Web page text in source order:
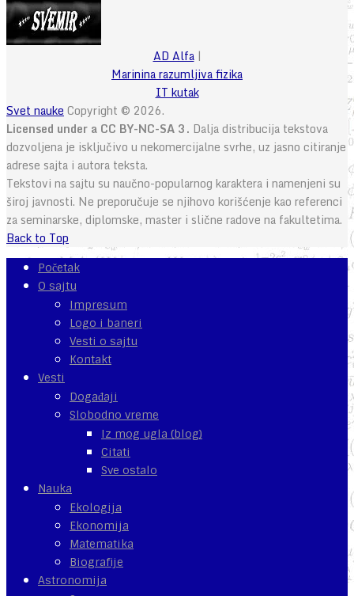
AD Alfa|
Marinina razumljiva fizika
IT kutak
Svet nauke Copyright © 2026.
Licensed under a CC BY-NC-SA 3. Dalja distribucija tekstova
dozvoljena je isključivo u nekomercijalne svrhe, uz jasno citiranje
adrese sajta i autora teksta.
Tekstovi na sajtu su naučno-popularnog karaktera i namenjeni su
široj javnosti. Ne preporučuje se njihovo korišćenje kao referenci
za seminarske, diplomske, master i slične radove na fakultetima.
Back to Top
Početak
O sajtu
Impresum
Logo i baneri
Vesti o sajtu
Kontakt
Vesti
Događaji
Slobodno vreme
Iz mog ugla (blog)
Citati
Sve ostalo
Nauka
Ekologija
Ekonomija
Matematika
Biografije
Astronomija